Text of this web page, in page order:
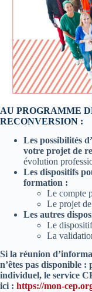
AU PROGRAMME
RECONVERSION :
Les possibilités
votre projet de
évolution
Les dispositifs
formation :
Le compte
Le projet
Les autres
Le
La
Si la réunion
n’êtes pas disponible
individuel, le service
ici : https://mon-